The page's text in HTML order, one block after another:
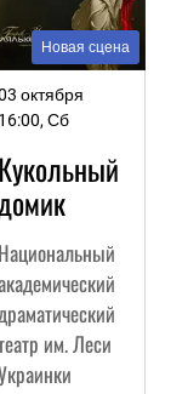
Новая сцена
октября
16:00, Сб
Кукольный
Национальный
им. Леси